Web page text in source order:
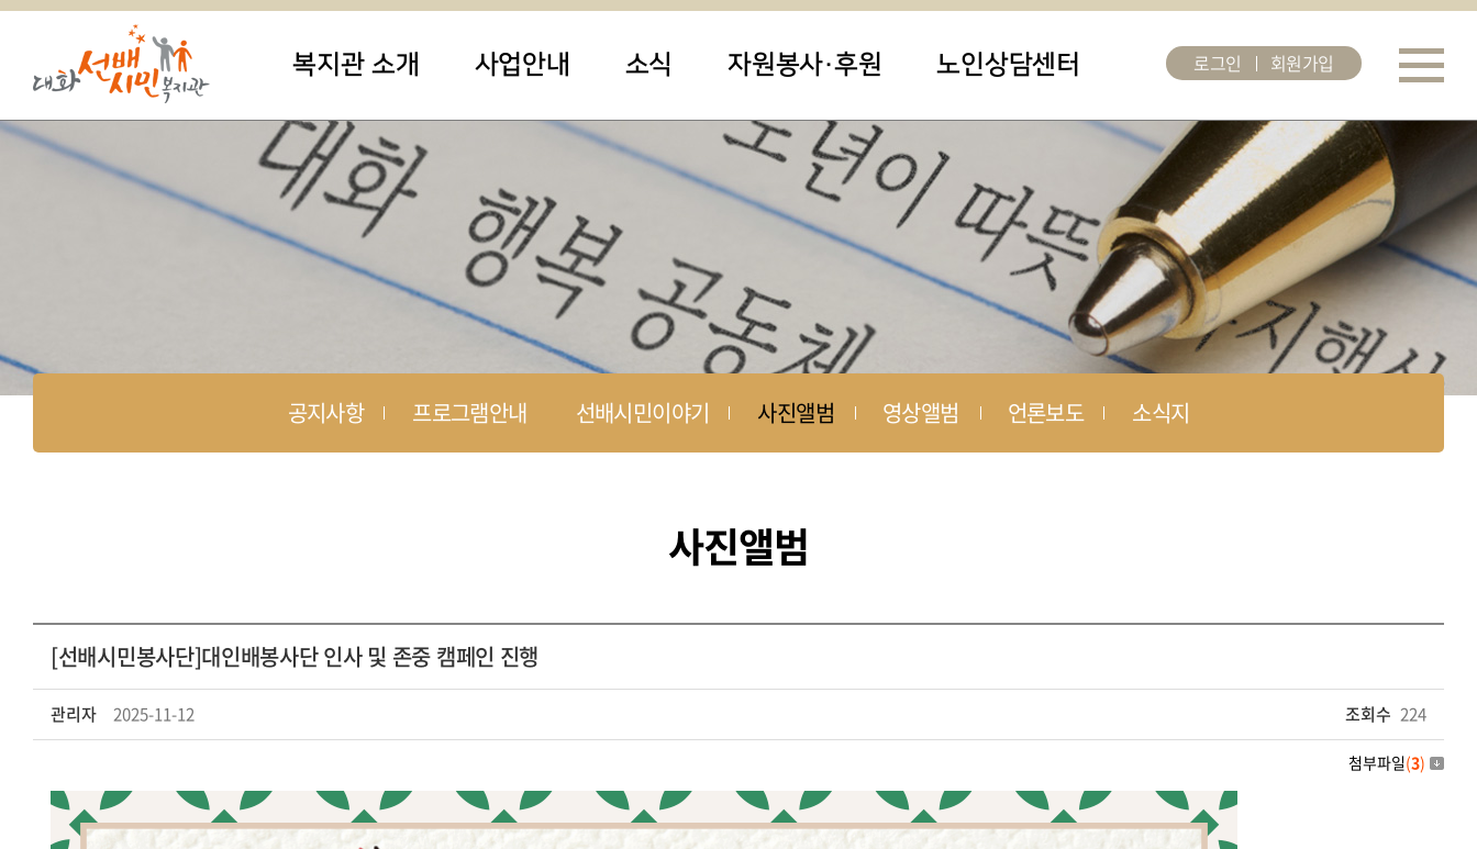
복지관 소개 사업안내 소식 자원봉사·후원 노인상담센터 로그인 회원가입
공지사항 프로그램안내 선배시민이야기 사진앨범 영상앨범 언론보도 소식지
사진앨범
[선배시민봉사단]대인배봉사단 인사 및 존중 캠페인 진행
관리자 2025-11-12 조회수 224
첨부파일(3)